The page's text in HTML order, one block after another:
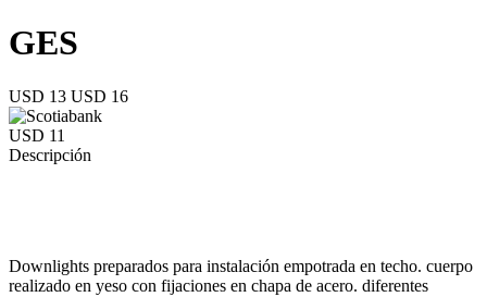
GES
USD 13 USD 16
USD 11
Descripción
Downlights preparados para instalación empotrada en techo. cuerpo
realizado en yeso con fijaciones en chapa de acero. diferentes